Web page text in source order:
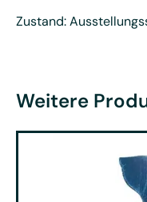
Zustand:
Weitere